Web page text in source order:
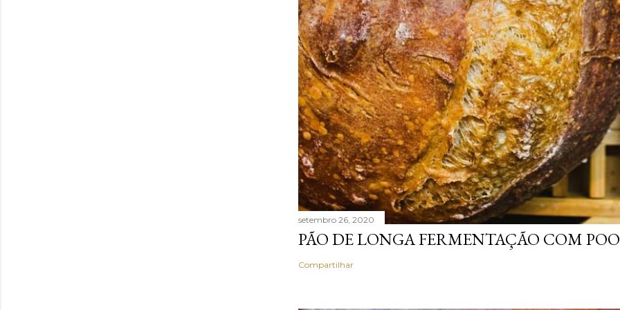
setembro 26, 2020
PÃO DE LONGA FERMENTAÇÃO COM
Compartilhar